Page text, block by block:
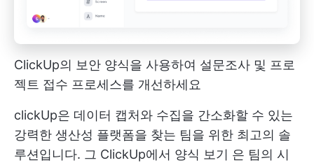
ClickUp의 보안 양식을 사용하여 설문조사 및 프로
젝트 접수 프로세스를 개선하세요
clickUp은 데이터 캡처와 수집을 간소화할 수 있는
강력한 생산성 플랫폼을 찾는 팀을 위한 최고의 솔
루션입니다. 그 ClickUp에서 양식 보기 은 팀의 시